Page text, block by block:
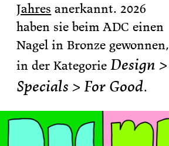
Jahres anerkannt. 2026
haben sie beim ADC einen
Nagel in Bronze gewonnen,
in der KategorieDesign >
Specials > For Good.